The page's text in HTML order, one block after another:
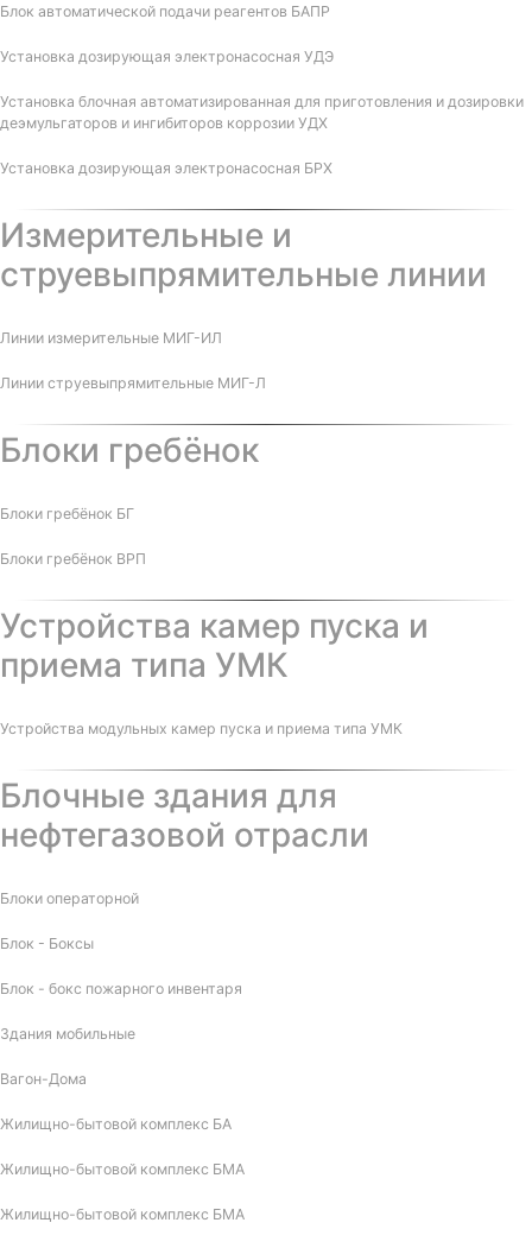
Блок автоматической подачи реагентов БАПР
Установка дозирующая электронасосная УДЭ
Установка блочная автоматизированная для приготовления и дозировки
деэмульгаторов и ингибиторов коррозии УДХ
Установка дозирующая электронасосная БРХ
Измерительные и
струевыпрямительные линии
Линии измерительные МИГ-ИЛ
Линии струевыпрямительные МИГ-Л
Блоки гребёнок
Блоки гребёнок БГ
Блоки гребёнок ВРП
Устройства камер пуска и
приема типа УМК
Устройства модульных камер пуска и приема типа УМК
Блочные здания для
нефтегазовой отрасли
Блоки операторной
Блок - Боксы
Блок - бокс пожарного инвентаря
Здания мобильные
Вагон-Дома
Жилищно-бытовой комплекс БА
Жилищно-бытовой комплекс БМА
Жилищно-бытовой комплекс БМА